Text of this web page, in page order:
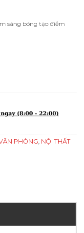
sáng bóng tạo điểm
PHÒNG, NỘI THẤT